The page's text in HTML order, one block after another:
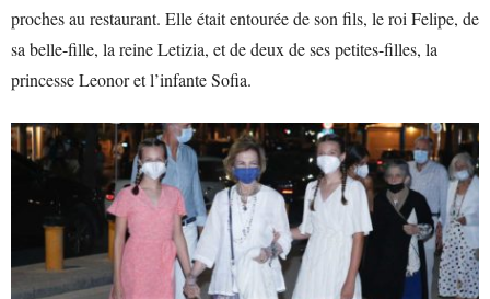
proches au restaurant. Elle était entourée de son fils, le roi Felipe, de
sa belle-fille, la reine Letizia, et de deux de ses petites-filles, la
princesse Leonor et l’infante Sofia.